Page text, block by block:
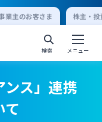
業主のお客さま 株主・
検索 メニュー
トバンキング
ンス」連携
て